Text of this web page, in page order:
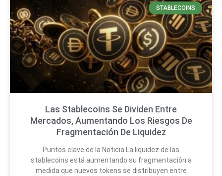
STABLECOINS
Las Stablecoins Se Dividen Entre
Mercados, Aumentando Los Riesgos De
Fragmentación De Liquidez
Puntos clave de la Noticia La liquidez de las
stablecoins está aumentando su fragmentación a
medida que nuevos tokens se distribuyen entre